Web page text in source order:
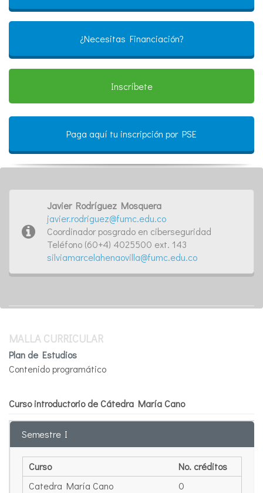
¿Necesitas Financiación?
Inscríbete
Paga aquí tu inscripción por PSE
Javier Rodríguez Mosquera
javier.rodriguez@fumc.edu.co
Coordinador posgrado en ciberseguridad
Teléfono (60+4) 4025500 ext. 143
silviamarcelahenaovilla@fumc.edu.co
MALLA CURRICULAR
Plan de Estudios
Contenido programático
Curso introductorio de Cátedra María Cano
Semestre I
Curso
No. créditos
Catedra María Cano
0